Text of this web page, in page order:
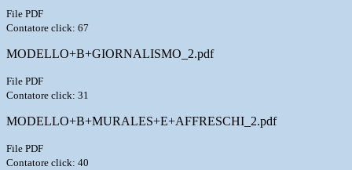
File PDF
Contatore click: 67
MODELLO+B+GIORNALISMO_2.pdf
File PDF
Contatore click: 31
MODELLO+B+MURALES+E+AFFRESCHI_2.pdf
File PDF
Contatore click: 40